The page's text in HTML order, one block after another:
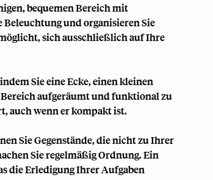
bequemen Bereich mit
und organisieren Sie
sich ausschließlich auf Ihre
Sie eine Ecke, einen kleinen
aufgeräumt und funktional zu
auch wenn er kompakt ist.
Sie Gegenstände, die nicht zu Ihrer
Sie regelmäßig Ordnung. Ein
die Erledigung Ihrer Aufgaben